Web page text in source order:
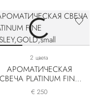
2 цвета
АРОМАТИЧЕСКАЯ
СВЕЧА PLATINUM FINE
PAISLEY
€ 250